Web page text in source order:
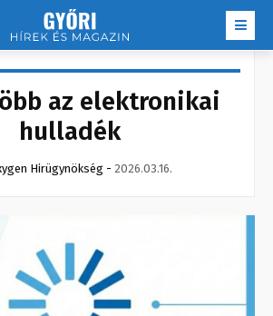
az elektronikai
hulladék
Hirügynökség - 2026.03.16.